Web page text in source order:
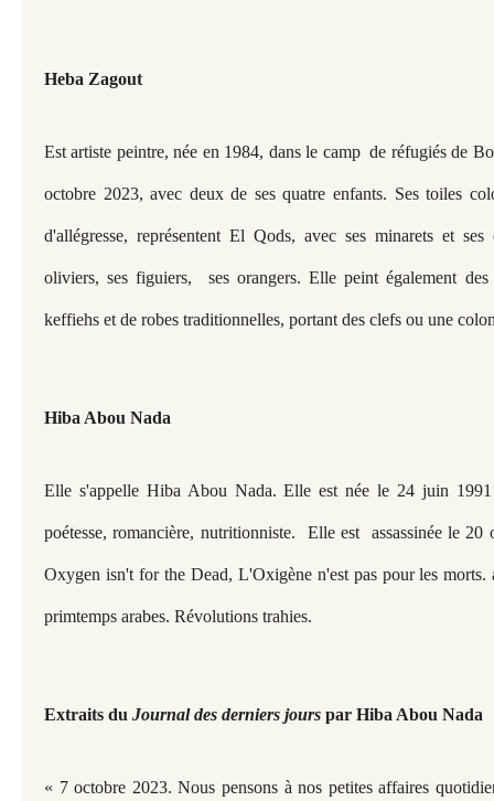
Heba Zagout
Est artiste peintre, née en 1984, dans le camp de réfugiés de
octobre 2023, avec deux de ses quatre enfants. Ses toiles
d'allégresse, représentent El Qods, avec ses minarets et ses
oliviers, ses figuiers, ses orangers. Elle peint également des
keffiehs et de robes traditionnelles, portant des clefs ou une
Hiba Abou Nada
Elle s'appelle Hiba Abou Nada. Elle est née le 24 juin
poétesse, romancière, nutritionniste. Elle est assassinée le 20
Oxygen isn't for the Dead, L'Oxigène n'est pas pour les
primtemps arabes. Révolutions trahies.
Extraits du Journal des derniers jours par Hiba Abou Nada
« 7 octobre 2023. Nous pensons à nos petites affaires